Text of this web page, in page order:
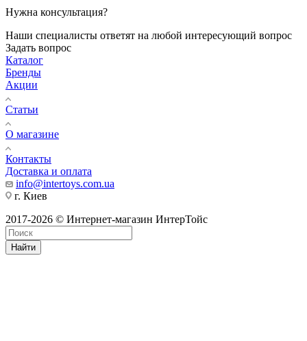
Нужна консультация?
Наши специалисты ответят на любой интересующий вопрос
Задать вопрос
Каталог
Бренды
Акции
Статьи
О магазине
Контакты
Доставка и оплата
info@intertoys.com.ua
г. Киев
2017-2026 © Интернет-магазин ИнтерТойс
Найти